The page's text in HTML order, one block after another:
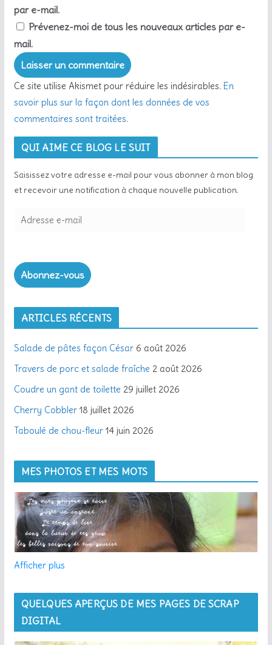
par e-mail.
Prévenez-moi de tous les nouveaux articles par e-
mail.
Ce site utilise Akismet pour réduire les indésirables. En
savoir plus sur la façon dont les données de vos
commentaires sont traitées.
QUI AIME CE BLOG LE SUIT
Saisissez votre adresse e-mail pour vous abonner à mon blog
et recevoir une notification à chaque nouvelle publication.
Abonnez-vous
ARTICLES RÉCENTS
Salade de pâtes façon César 6 août 2026
Travers de porc et salade fraîche 2 août 2026
Coudre un gant de toilette 29 juillet 2026
Cherry Cobbler 18 juillet 2026
Taboulé de chou-fleur 14 juin 2026
MES PHOTOS ET MES MOTS
Afficher plus
QUELQUES APERÇUS DE MES PAGES DE SCRAP
DIGITAL